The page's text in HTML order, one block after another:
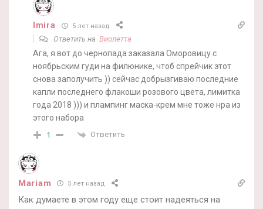
Imira 5 лет назад
Ответить на Виолетта
Ага, я вот до чернопада заказала Оморовицу с
ноябрьским гуди на филюнике, чтоб спрейчик этот
снова заполучить )) сейчас добрызгиваю последние
капли последнего флакоши розового цвета, лимитка
года 2018 ))) и плампинг маска-крем мне тоже нра из
этого набора
1 Ответить
Mariam 5 лет назад
Как думаете в этом году еще стоит надеяться на